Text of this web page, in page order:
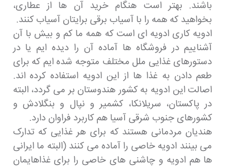
باشند. بهتر است هنگام خرید آن ها از عطاری،
بخواهید که همه را با آسیاب برقی برایتان آسیاب کنند.
ادویه کاری ادویه ای است که همه ما کم و بیش با آن
آشناییم در فروشگاه ها آماده آن را دیده ایم یا در
دستورهای غذایی ملل مختلف متوجه شده ایم که برای
طعم دادن به غذا ها از این ادویه استفاده کرده اند.
اصالت این ادویه به کشور هندوستان بر می گردد، البته
در پاکستان، سریلانکا، کشمیر و نپال و بنگلادش و
کشورهای جنوب شرقی آسیا هم کاربرد فراوان دارد.
هندیان مردمانی هستند که برای هر غذایی که تدارک
می بینند ادویه خاصی را آماده می کنند (البته ما ایرانی
ها هم ادویه و چاشنی های خاصی را برای غذاهایمان